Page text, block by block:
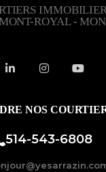
ROYAL -
NOS
514-543-6808